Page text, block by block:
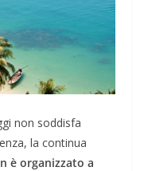
non soddisfa
la continua
è organizzato a